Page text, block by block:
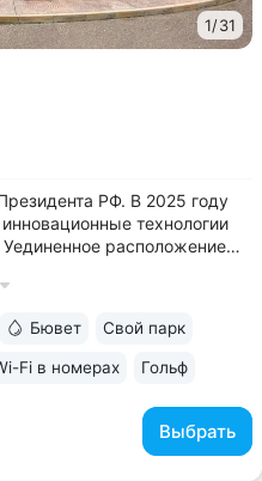
1/31
РФ. В 2025 году
технологии
расположение
м. Прямой выход
Выбрать
Бювет Свой парк
Fi в номерах Гольф